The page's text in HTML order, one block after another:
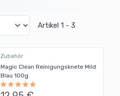
Artikel 1 - 3
Zubehör
Magic Clean Reinigungsknete Mild
Blau 100g